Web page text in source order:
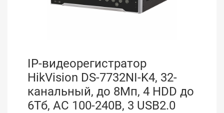
IP-видеорегистратор
HikVision DS-7732NI-K4, 32-
канальный, до 8Мп, 4 HDD до
6Тб, AC 100-240В, 3 USB2.0